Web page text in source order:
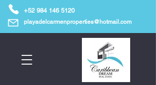
+52 984 146 5120
playadelcarmenproperties@hotmail.com